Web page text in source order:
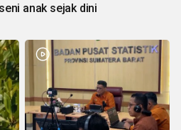
anak sejak dini